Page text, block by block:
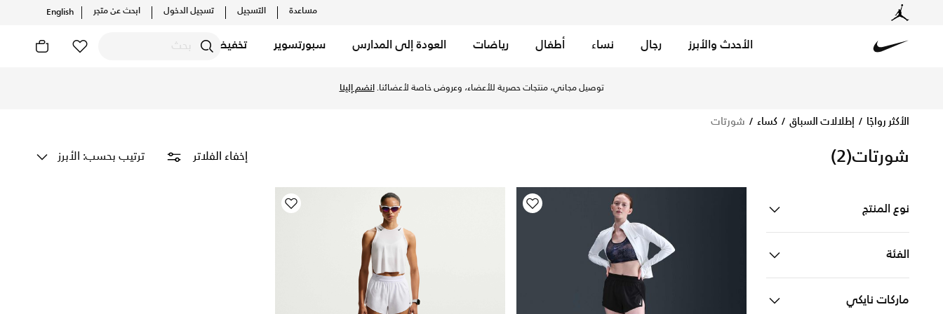
مساعدة التسجيل تسجيل الدخول ابحث عن متجر English
الأحدث والأبرز رجال نساء أطفال رياضات العودة إلى المدارس سبورتسوير تخفيضات
توصيل مجاني، منتجات حصرية للأعضاء، وعروض خاصة لأعضائنا.انضم إلينا
الأكثر رواجًا إطلالات السباق كساء شورتات
شورتات(2) ترتيب بحسب: الأبرز
نوع المنتج
الفئة
ماركات نايكي